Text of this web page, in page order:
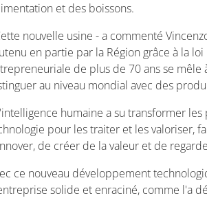
et des boissons.
nouvelle usine - a commenté
en partie par la Région grâce à la
de plus de 70 ans se
au niveau mondial avec des
humaine a su transformer
pour les traiter et les valoriser,
de créer de la valeur et de
ce nouveau développement
solide et enraciné, comme l'a